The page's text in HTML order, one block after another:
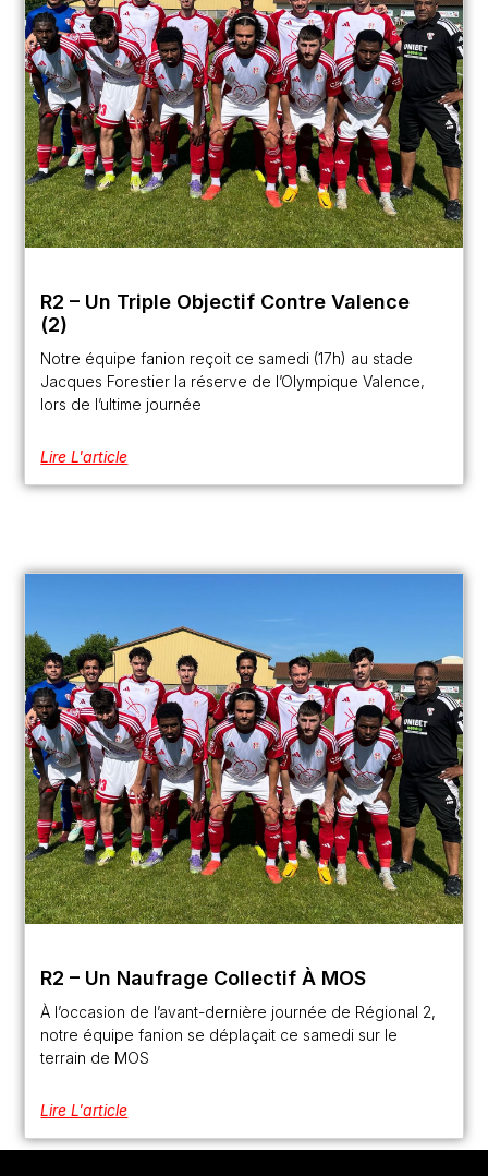
R2 – Un Triple Objectif Contre Valence
(2)
Notre équipe fanion reçoit ce samedi (17h) au stade
Jacques Forestier la réserve de l’Olympique Valence,
lors de l’ultime journée
Lire L'article
R2 – Un Naufrage Collectif À MOS
À l’occasion de l’avant-dernière journée de Régional 2,
notre équipe fanion se déplaçait ce samedi sur le
terrain de MOS
Lire L'article